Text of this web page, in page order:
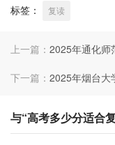
标签： 复读
上一篇： 2025年通化师
下一篇： 2025年烟台大
与“高考多少分适合